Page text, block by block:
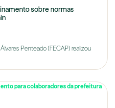
sobre normas
Penteado (FECAP) realizou